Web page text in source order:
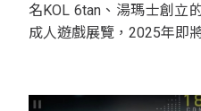
名KOL 6tan、湯瑪士創立
成人遊戲展覽，2025年即